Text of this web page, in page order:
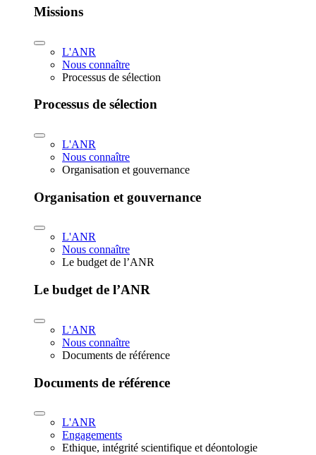
Missions
L'ANR
Nous connaître
Processus de sélection
Processus de sélection
L'ANR
Nous connaître
Organisation et gouvernance
Organisation et gouvernance
L'ANR
Nous connaître
Le budget de l’ANR
Le budget de l’ANR
L'ANR
Nous connaître
Documents de référence
Documents de référence
L'ANR
Engagements
Ethique, intégrité scientifique et déontologie